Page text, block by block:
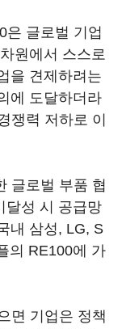
은 글로벌 기업
원에서 스스로
을 견제하려는
에 도달하더라
쟁력 저하로 이
글로벌 부품 협
달성 시 공급망
내 삼성, LG, S
의 RE100에 가
면 기업은 정책